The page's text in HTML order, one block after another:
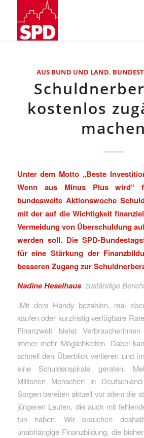
AUS BUND UND LAND,
kostenlos
machen
Unter dem Motto „Beste
Wenn aus Minus Plus wird“
bundesweite Aktionswoche
mit der auf die Wichtigkeit
Vermeidung von Überschuldung
werden soll. Die SPD-
für eine Stärkung der
besseren Zugang zur
Nadine Heselhaus, zuständige
„Mit dem Handy bezahlen, mal
kaufen oder kurzfristig verfügbare
Finanzwelt bietet
immer mehr Möglichkeiten. Dabei
schnell den Überblick verlieren und
eine Schuldenspirale geraten.
Millionen Menschen in
Sorgen bereiten aktuell vor allem die
jüngeren Leuten, die auch mit
tun haben. Wir brauchen
unabhängige Finanzbildung, die